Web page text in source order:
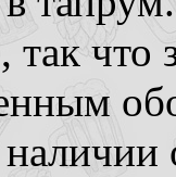
так что